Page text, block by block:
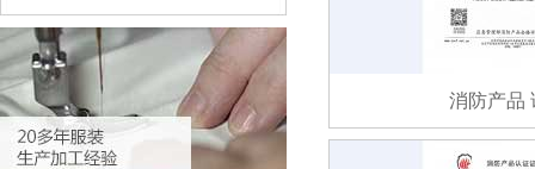
消防产品